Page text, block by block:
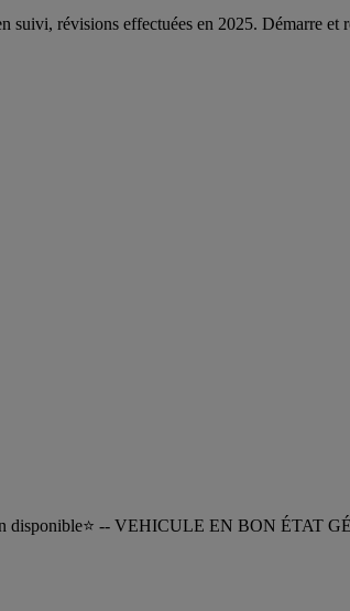
révisions effectuées en 2025. Démarre
disponible⭐️ -- VEHICULE EN BON